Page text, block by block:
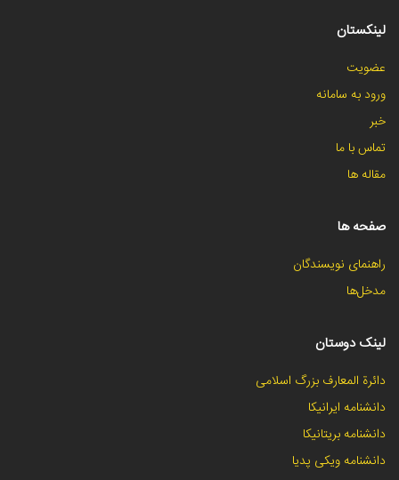
لینکستان
عضویت
ورود به سامانه
خبر
تماس با ما
مقاله ها
صفحه ها
راهنمای نویسندگان
مدخل‌ها
لینک دوستان
دائرة المعارف بزرگ اسلامی
دانشنامه ایرانیکا
دانشنامه بریتانیکا
دانشنامه ویکی پدیا